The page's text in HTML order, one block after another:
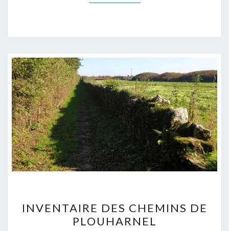
DES
CHEMINS
INVENTAIRE DES CHEMINS DE
PLOUHARNEL